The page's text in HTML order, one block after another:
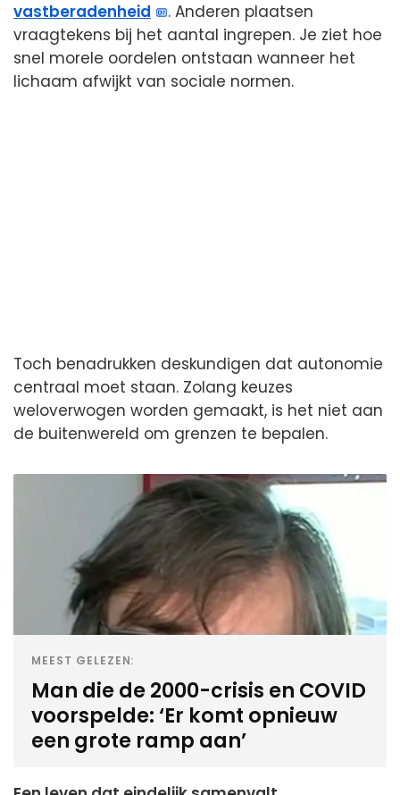
vastberadenheid
. Anderen plaatsen
vraagtekens bij het aantal ingrepen. Je ziet hoe
snel morele oordelen ontstaan wanneer het
lichaam afwijkt van sociale normen.
Toch benadrukken deskundigen dat autonomie
centraal moet staan. Zolang keuzes
weloverwogen worden gemaakt, is het niet aan
de buitenwereld om grenzen te bepalen.
MEEST GELEZEN:
Man die de 2000-crisis en COVID
voorspelde: ‘Er komt opnieuw
een grote ramp aan’